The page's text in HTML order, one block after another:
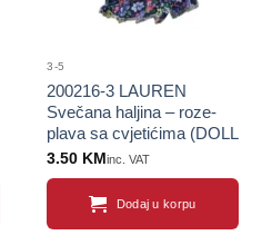
3-5
200216-3 LAUREN
Svečana haljina – roze-
plava sa cvjetićima (DOLL
COLLECTION)
3.50 KMinc. VAT
Dodaj u korpu